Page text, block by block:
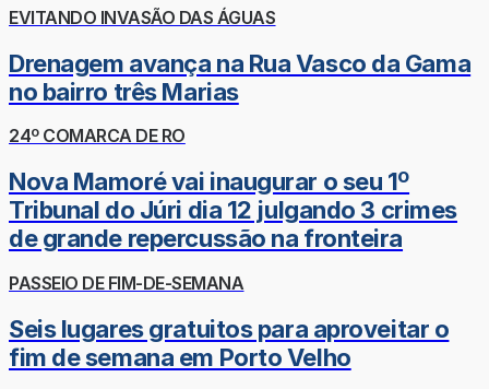
EVITANDO INVASÃO DAS ÁGUAS
Drenagem avança na Rua Vasco da Gama
no bairro três Marias
24º COMARCA DE RO
Nova Mamoré vai inaugurar o seu 1º
Tribunal do Júri dia 12 julgando 3 crimes
de grande repercussão na fronteira
PASSEIO DE FIM-DE-SEMANA
Seis lugares gratuitos para aproveitar o
fim de semana em Porto Velho